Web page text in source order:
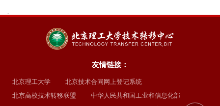
友情链接：
北京理工大学
北京技术合同网上登记系统
北京高校技术转移联盟
中华人民共和国工业和信息化部